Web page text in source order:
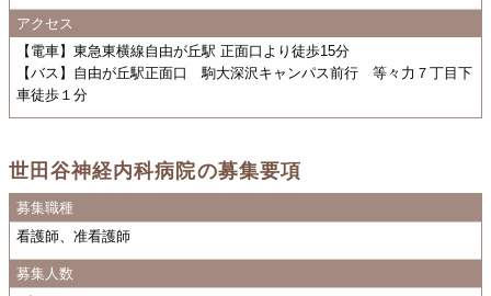
アクセス
【電車】東急東横線自由が丘駅 正面口より徒歩15分
【バス】自由が丘駅正面口 駒大深沢キャンパス前行 等々力７丁目下
車徒歩１分
世田谷神経内科病院の募集要項
募集職種
看護師、准看護師
募集人数